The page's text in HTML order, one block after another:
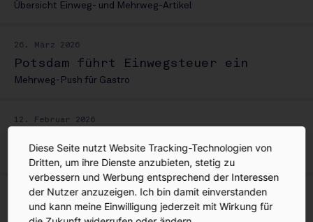
Übersicht Einweg- und Mehrweg-Artikel
26. März 2026
Potsdam führt Einwegsteuer ein
Mehrweg-Push für Gastro
12. Februar 2026
Wein, Sekt, Whisky dauerhaft günstiger
29. Januar 2026
Aldi: Analyse zum Absatz 2025
Diese Seite nutzt Website Tracking-Technologien von
Dritten, um ihre Dienste anzubieten, stetig zu
verbessern und Werbung entsprechend der Interessen
der Nutzer anzuzeigen. Ich bin damit einverstanden
und kann meine Einwilligung jederzeit mit Wirkung für